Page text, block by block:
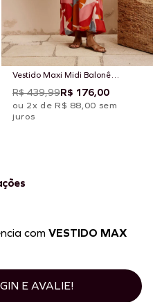
Vestido Maxi Midi Balonê
Estampado Igapo
R$ 439,99R$ 176,00
ou 2x de R$ 88,00 sem
juros
com VESTIDO MAX
E AVALIE!